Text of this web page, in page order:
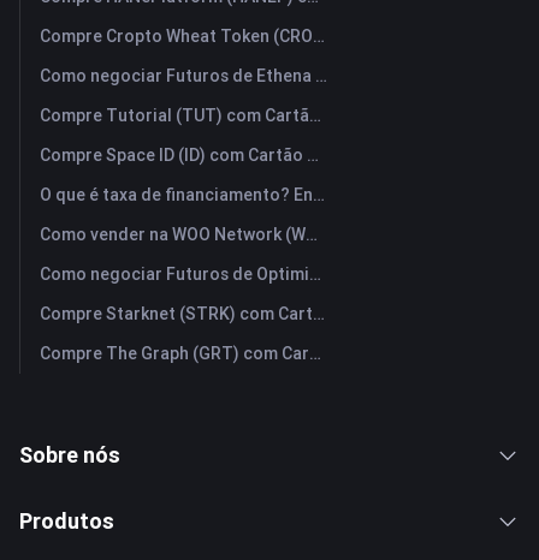
Compre Cropto Wheat Token (CROW) com Cartão de Crédito ou Débito Instantaneamente
Como negociar Futuros de Ethena (ENA): Um Guia Compreensivo para Iniciantes
Compre Tutorial (TUT) com Cartão de Crédito ou Débito Instantaneamente
Compre Space ID (ID) com Cartão de Crédito ou Débito Instantaneamente
O que é taxa de financiamento? Entendendo os sinais de mercado e seus usos indevidos mais comuns.
Como vender na WOO Network (WOO)? | FameEX
Como negociar Futuros de Optimism (OP): Um Guia Compreensivo para Iniciantes
Compre Starknet (STRK) com Cartão de Crédito ou Débito Instantaneamente
Compre The Graph (GRT) com Cartão de Crédito ou Débito Instantaneamente
Sobre nós
Produtos